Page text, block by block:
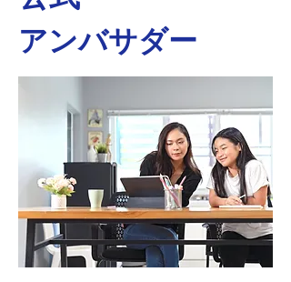
アンバサダー